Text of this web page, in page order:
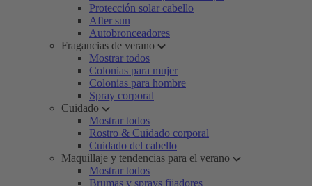
Protección solar cabello
After sun
Autobronceadores
Fragancias de verano
Mostrar todos
Colonias para mujer
Colonias para hombre
Spray corporal
Cuidado
Mostrar todos
Rostro & Cuidado corporal
Cuidado del cabello
Maquillaje y tendencias para el verano
Mostrar todos
Brumas y sprays fijadores